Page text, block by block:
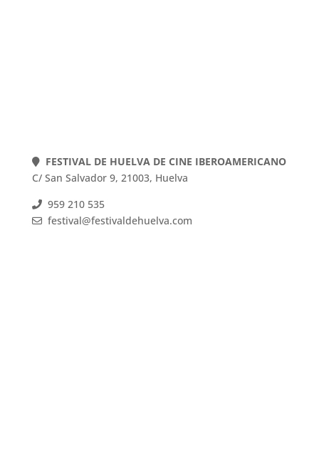
FESTIVAL DE HUELVA DE CINE IBEROAMERICANO
C/ San Salvador 9, 21003, Huelva
959 210 535
festival@festivaldehuelva.com